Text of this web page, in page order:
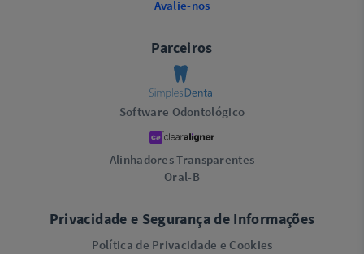
Avalie-nos
Parceiros
Software Odontológico
Alinhadores Transparentes
Oral-B
Privacidade e Segurança de Informações
Política de Privacidade e Cookies